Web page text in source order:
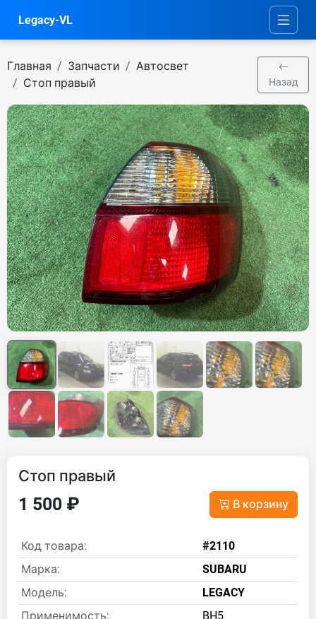
Legacy-VL
Главная Запчасти
Автосвет
Стоп правый
Назад
Стоп правый
1 500 ₽ В корзину
Код товара:
#2110
Марка:
SUBARU
Модель:
LEGACY
Применимость:
BH5